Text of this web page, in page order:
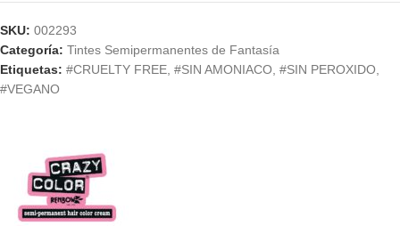
SKU: 002293
Categoría: Tintes Semipermanentes de Fantasía
Etiquetas: #CRUELTY FREE, #SIN AMONIACO, #SIN PEROXIDO,
#VEGANO